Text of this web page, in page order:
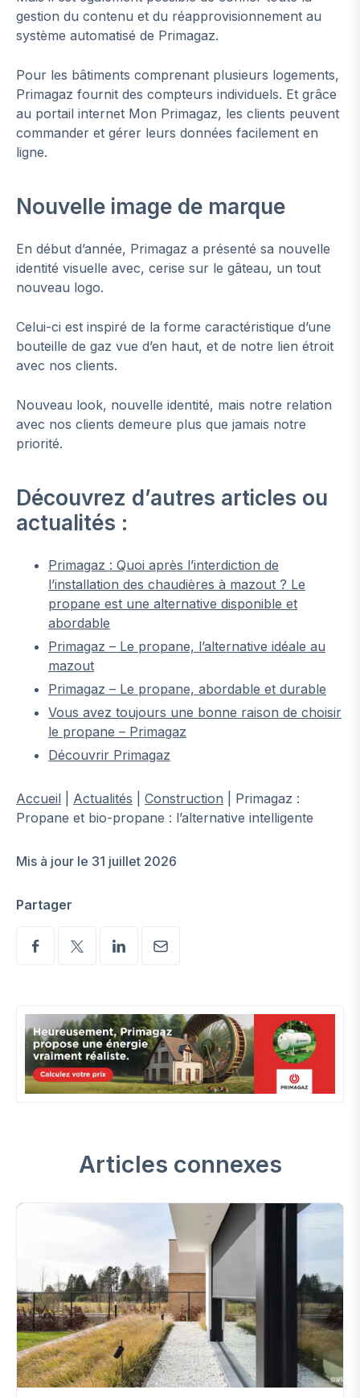
gestion du contenu et du réapprovisionnement au
système automatisé de Primagaz.
Pour les bâtiments comprenant plusieurs logements,
Primagaz fournit des compteurs individuels. Et grâce
au portail internet Mon Primagaz, les clients peuvent
commander et gérer leurs données facilement en
ligne.
Nouvelle image de marque
En début d’année, Primagaz a présenté sa nouvelle
identité visuelle avec, cerise sur le gâteau, un tout
nouveau logo.
Celui-ci est inspiré de la forme caractéristique d’une
bouteille de gaz vue d’en haut, et de notre lien étroit
avec nos clients.
Nouveau look, nouvelle identité, mais notre relation
avec nos clients demeure plus que jamais notre
priorité.
Découvrez d’autres articles ou
actualités :
Primagaz : Quoi après l’interdiction de
l’installation des chaudières à mazout ? Le
propane est une alternative disponible et
abordable
Primagaz – Le propane, l’alternative idéale au
mazout
Primagaz – Le propane, abordable et durable
Vous avez toujours une bonne raison de choisir
le propane – Primagaz
Découvrir Primagaz
Accueil Actualités Construction
Primagaz :
Propane et bio-propane : l’alternative intelligente
Mis à jour le 31 juillet 2026
Partager
Articles connexes